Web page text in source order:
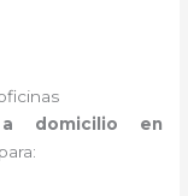
domicilio en